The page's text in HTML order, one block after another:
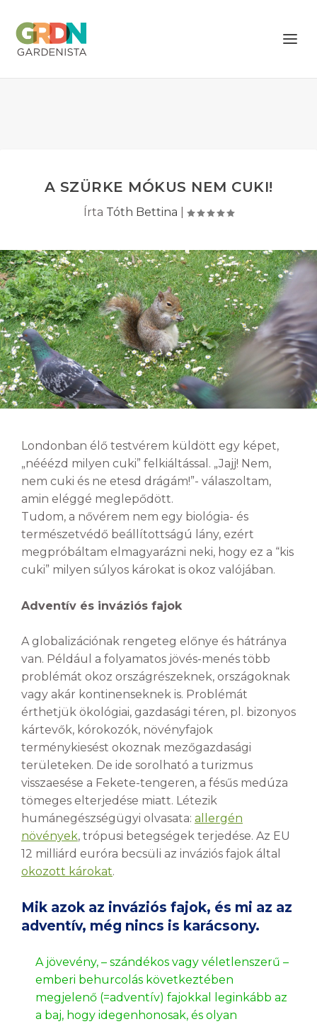
A SZÜRKE MÓKUS NEM CUKI!
Írta Tóth Bettina
Londonban élő testvérem küldött egy képet,
„nééézd milyen cuki” felkiáltással. „Jajj! Nem,
nem cuki és ne etesd drágám!”- válaszoltam,
amin eléggé meglepődött.
Tudom, a nővérem nem egy biológia- és
természetvédő beállítottságú lány, ezért
megpróbáltam elmagyarázni neki, hogy ez a “kis
cuki” milyen súlyos károkat is okoz valójában.
Adventív és inváziós fajok
A globalizációnak rengeteg előnye és hátránya
van. Például a folyamatos jövés-menés több
problémát okoz országrészeknek, országoknak
vagy akár kontinenseknek is. Problémát
érthetjük ökológiai, gazdasági téren, pl. bizonyos
kártevők, kórokozók, növényfajok
terménykiesést okoznak mezőgazdasági
területeken. De ide sorolható a turizmus
visszaesése a Fekete-tengeren, a fésűs medúza
tömeges elterjedése miatt. Létezik
humánegészségügyi olvasata: allergén
növények, trópusi betegségek terjedése. Az EU
12 milliárd euróra becsüli az inváziós fajok által
okozott károkat.
Mik azok az inváziós fajok, és mi az az
adventív, még nincs is karácsony.
A jövevény, – szándékos vagy véletlenszerű –
emberi behurcolás következtében
megjelenő (=adventív) fajokkal leginkább az
a baj, hogy idegenhonosak, és olyan